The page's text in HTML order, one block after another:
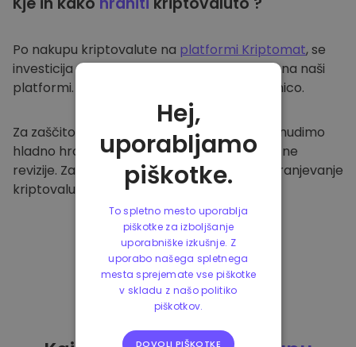
Po nakupu kriptovalute na platformi Kriptomat, se
investicija prenese v vašo varno denarnico na naši
platformi. Vsak uporabnik ima svojo denarnico.
Za zaščito naših strank in njihovih sredstev nudimo
hladno hrambo ter redno izvajamo varnostne
revizije. Zato je naša platforma varna za shranjevanje
kriptovalute in ostalih kripto naložb.
Hej,
uporabljamo
piškotke.
To spletno mesto uporablja
piškotke za izboljšanje
uporabniške izkušnje. Z
uporabo našega spletnega
mesta sprejemate vse piškotke
v skladu z našo politiko
piškotkov.
DOVOLI PIŠKOTKE